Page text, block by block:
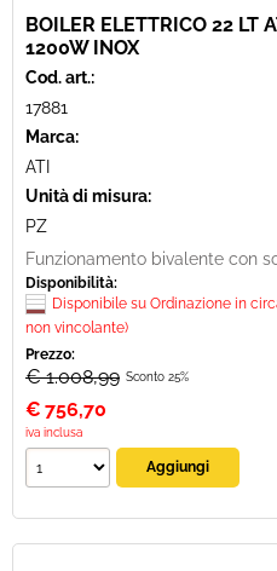
BOILER ELETTRICO 22 LT
1200W INOX
Cod. art.:
17881
Marca:
ATI
Unità di misura:
PZ
Funzionamento bivalente con
Disponibilità:
Disponibile su Ordinazione in
non vincolante)
Prezzo:
€ 1.008,99 Sconto 25%
€ 756,70
iva inclusa